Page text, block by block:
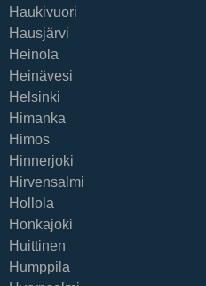
Haukivuori
Hausjärvi
Heinola
Heinävesi
Helsinki
Himanka
Himos
Hinnerjoki
Hirvensalmi
Hollola
Honkajoki
Huittinen
Humppila